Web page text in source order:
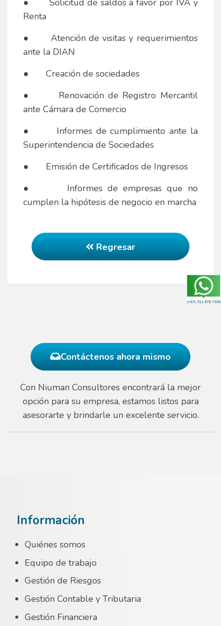
● Solicitud de saldos a favor por IVA y
Renta
● Atención de visitas y requerimientos
ante la DIAN
● Creación de sociedades
● Renovación de Registro Mercantil
ante Cámara de Comercio
● Informes de cumplimiento ante la
Superintendencia de Sociedades
● Emisión de Certificados de Ingresos
● Informes de empresas que no
cumplen la hipótesis de negocio en marcha
Regresar
Contáctenos ahora mismo
Con Niuman Consultores encontrará la mejor
opción para su empresa, estamos listos para
asesorarte y brindarle un excelente servicio.
Información
Quiénes somos
Equipo de trabajo
Gestión de Riesgos
Gestión Contable y Tributaria
Gestión Financiera